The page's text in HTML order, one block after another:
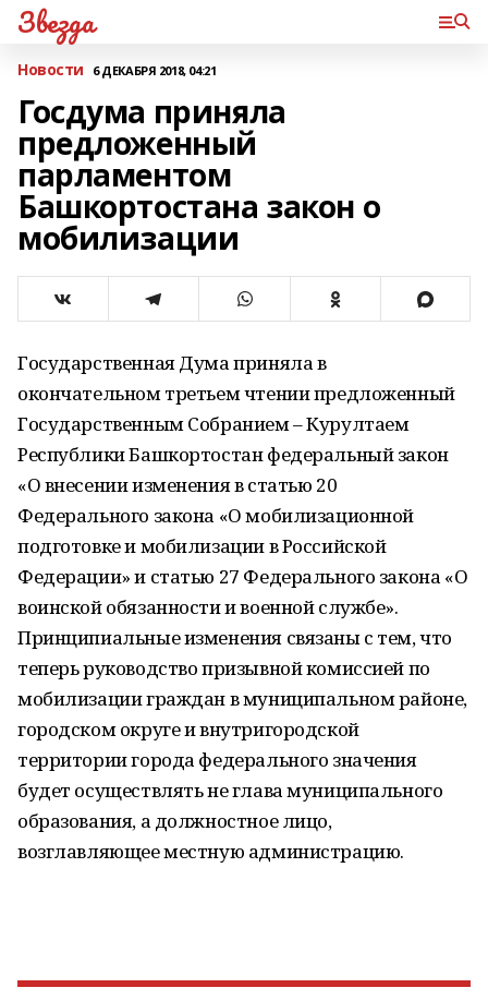
Звезда
Новости 6 ДЕКАБРЯ 2018, 04:21
Госдума приняла
предложенный
парламентом
Башкортостана закон о
мобилизации
Государственная Дума приняла в
окончательном третьем чтении предложенный
Государственным Собранием – Курултаем
Республики Башкортостан федеральный закон
«О внесении изменения в статью 20
Федерального закона «О мобилизационной
подготовке и мобилизации в Российской
Федерации» и статью 27 Федерального закона «О
воинской обязанности и военной службе».
Принципиальные изменения связаны с тем, что
теперь руководство призывной комиссией по
мобилизации граждан в муниципальном районе,
городском округе и внутригородской
территории города федерального значения
будет осуществлять не глава муниципального
образования, а должностное лицо,
возглавляющее местную администрацию.